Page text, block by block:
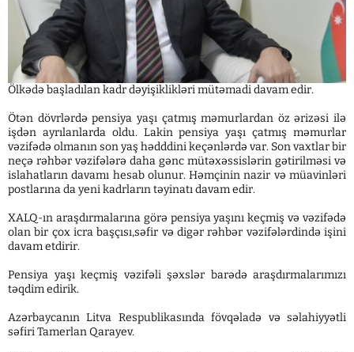
Ölkədə başladılan kadr dəyişiklikləri mütəmadi davam edir.
Ötən dövrlərdə pensiya yaşı çatmış məmurlardan öz ərizəsi ilə
işdən ayrılanlarda oldu. Lakin pensiya yaşı çatmış məmurlar
vəzifədə olmanın son yaş hədddini keçənlərdə var. Son vaxtlar bir
neçə rəhbər vəzifələrə daha gənc mütəxəssislərin gətirilməsi və
islahatların davamı hesab olunur. Həmçinin nazir və müavinləri
postlarına da yeni kadrların təyinatı davam edir.
XALQ-ın araşdırmalarına görə pensiya yaşını keçmiş və vəzifədə
olan bir çox icra başçısı,səfir və digər rəhbər vəzifələrdində işini
davam etdirir.
Pensiya yaşı keçmiş vəzifəli şəxslər barədə araşdırmalarımızı
təqdim edirik.
Azərbaycanın Litva Respublikasında fövqəladə və səlahiyyətli
səfiri Tamerlan Qarayev.